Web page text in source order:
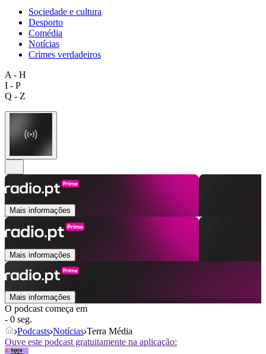
Sociedade e cultura
Desporto
Comédia
Notícias
Crimes verdadeiros
A - H
I - P
Q - Z
Mais informações
Mais informações
Mais informações
O podcast começa em
- 0 seg.
Podcasts Notícias Terra Média
Ouve este podcast gratuitamente na aplicação: